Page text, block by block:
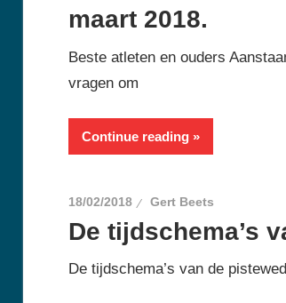
maart 2018.
Beste atleten en ouders
vragen om
Continue reading
18/02/2018 Gert Beets
De tijdschema’s
De tijdschema’s van de